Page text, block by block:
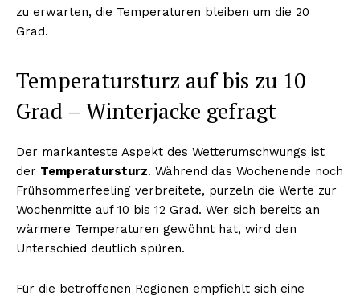
zu erwarten, die Temperaturen bleiben um die 20
Grad.
Temperatursturz auf bis zu 10
Grad – Winterjacke gefragt
Der markanteste Aspekt des Wetterumschwungs ist
der Temperatursturz. Während das Wochenende noch
Frühsommerfeeling verbreitete, purzeln die Werte zur
Wochenmitte auf 10 bis 12 Grad. Wer sich bereits an
wärmere Temperaturen gewöhnt hat, wird den
Unterschied deutlich spüren.
Für die betroffenen Regionen empfiehlt sich eine